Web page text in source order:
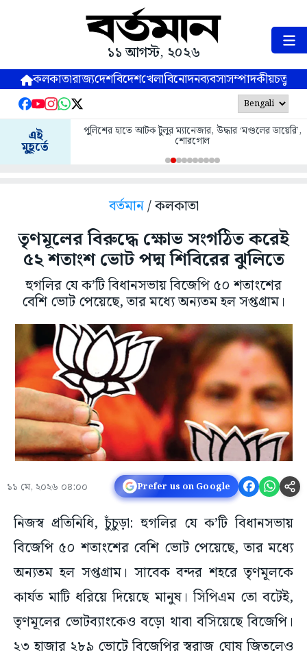
১১ আগস্ট, ২০২৬
কলকাতারাজ্যদেশবিদেশখেলাবিনোদনব্যবসাসম্পাদকীয়
এই
মুহূর্তে
পুলিশের হাতে আটক টুলুর ম্যানেজার, উদ্ধার ‘মণ্ডলের ডায়েরি’,
শোরগোল
বর্তমান/ কলকাতা
তৃণমূলের বিরুদ্ধে ক্ষোভ সংগঠিত করেই
৫২ শতাংশ ভোট পদ্ম শিবিরের ঝুলিতে
হুগলির যে ক’টি বিধানসভায় বিজেপি ৫০ শতাংশের
বেশি ভোট পেয়েছে, তার মধ্যে অন্যতম হল সপ্তগ্রাম।
১১ মে, ২০২৬ ০৪:০০ Prefer us on Google
নিজস্ব প্রতিনিধি, চুঁচুড়া: হুগলির যে ক’টি বিধানসভায়
বিজেপি ৫০ শতাংশের বেশি ভোট পেয়েছে, তার মধ্যে
অন্যতম হল সপ্তগ্রাম। সাবেক বন্দর শহরে তৃণমূলকে
কার্যত মাটি ধরিয়ে দিয়েছে মানুষ। সিপিএম তো বটেই,
তৃণমূলের ভোটব্যাংকেও বড়ো থাবা বসিয়েছে বিজেপি।